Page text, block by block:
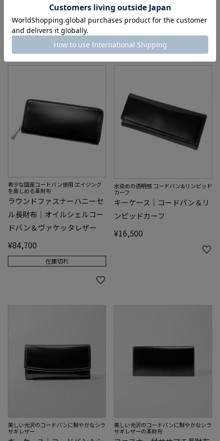
¥64,900
在庫切れ
希少な国産コードバン使用 エイジング
を楽しめる革財布
ラウンドファスナーハニーセ
ル長財布｜オイルシェルコー
ドバン＆ヴァケッタレザー
¥84,700
在庫切れ
水染めの透明感 コードバン&リンピッド
カーフ
キーケース｜コードバン＆リ
ンピッドカーフ
¥16,500
美しい光沢のコードバンに鮮やかなシラ
サギレザー
美しい光沢のコードバンに鮮やかなシラ
サギレザーの革財布